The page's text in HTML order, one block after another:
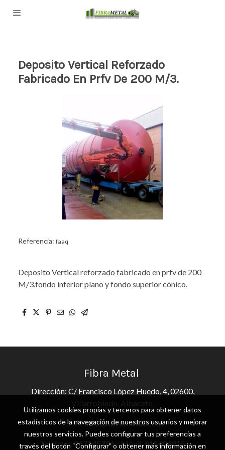
Deposito Vertical Reforzado
Fabricado En Prfv De 200 M/3.
Referencia: faaq
Deposito Vertical reforzado fabricado en prfv de 200
M/3.fondo inferior plano y fondo superior cónico.
Fibra Metal
Dirección: C/ Francisco López Huedo, 4, 02600,
Email:info@fibrametal.com
Teléfono:967145786 - Móvil:615606915
Utilizamos cookies propias y terceros para obtener datos
estadísticos de la navegación de nuestros usuarios y mejorar
nuestros servicios. Puedes configurar tus preferencias a
través del botón “Configurar” o obtener más información en